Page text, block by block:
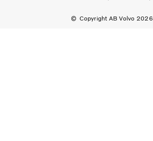
Copyright AB Volvo 2026